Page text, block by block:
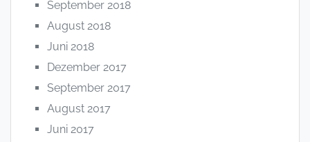
September 2018
August 2018
Juni 2018
Dezember 2017
September 2017
August 2017
Juni 2017